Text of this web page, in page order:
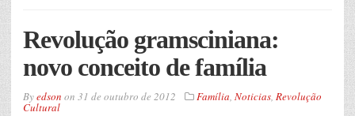
Revolução gramsciniana:
novo conceito de família
Byedson on 31 de outubro de 2012 Família, Noticias, Revolução
Cultural